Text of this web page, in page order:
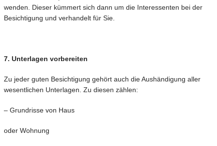
wenden. Dieser kümmert sich dann um die Interessenten bei der
Besichtigung und verhandelt für Sie.
7. Unterlagen vorbereiten
Zu jeder guten Besichtigung gehört auch die Aushändigung aller
wesentlichen Unterlagen. Zu diesen zählen:
– Grundrisse von Haus
oder Wohnung